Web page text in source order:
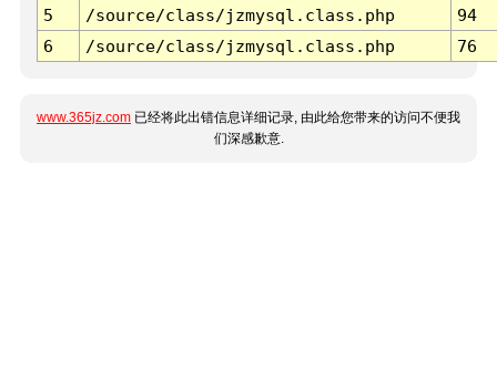
5
/source/class/jzmysql.class.php
94
6
/source/class/jzmysql.class.php 76
www.365jz.com 已经将此出错信息详细记录, 由此给您带来的访问不便我
们深感歉意.